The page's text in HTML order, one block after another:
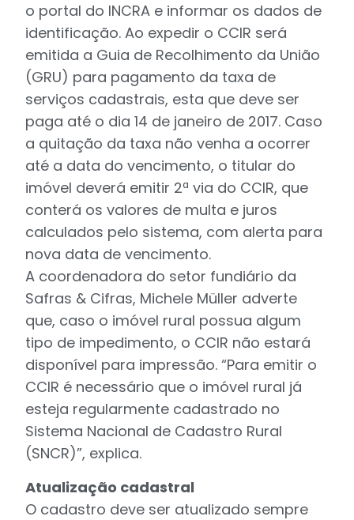
o portal do INCRA e informar os dados de
identificação. Ao expedir o CCIR será
emitida a Guia de Recolhimento da União
(GRU) para pagamento da taxa de
serviços cadastrais, esta que deve ser
paga até o dia 14 de janeiro de 2017. Caso
a quitação da taxa não venha a ocorrer
até a data do vencimento, o titular do
imóvel deverá emitir 2ª via do CCIR, que
conterá os valores de multa e juros
calculados pelo sistema, com alerta para
nova data de vencimento.
A coordenadora do setor fundiário da
Safras & Cifras, Michele Müller adverte
que, caso o imóvel rural possua algum
tipo de impedimento, o CCIR não estará
disponível para impressão. “Para emitir o
CCIR é necessário que o imóvel rural já
esteja regularmente cadastrado no
Sistema Nacional de Cadastro Rural
(SNCR)”, explica.
Atualização cadastral
O cadastro deve ser atualizado sempre